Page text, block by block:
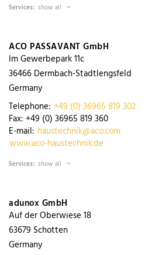
Services: show all
ACO PASSAVANT GmbH
Im Gewerbepark 11c
36466 Dermbach-Stadtlengsfeld
Germany
Telephone: +49 (0) 36965 819 302
Fax: +49 (0) 36965 819 360
E-mail: haustechnik@aco.com
www.aco-haustechnik.de
Services: show all
adunox GmbH
Auf der Oberwiese 18
63679 Schotten
Germany